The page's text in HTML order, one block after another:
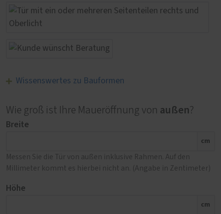
Wissenswertes zu Bauformen
Wie groß ist Ihre Maueröffnung von außen?
Breite
cm
Messen Sie die Tür von außen inklusive Rahmen. Auf den
Millimeter kommt es hierbei nicht an. (Angabe in Zentimeter)
Höhe
cm